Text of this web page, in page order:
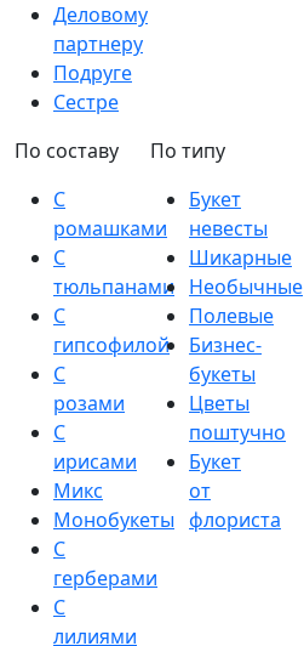
Деловому
партнеру
Подруге
Сестре
По составу
С
ромашками
С
тюльпанами
С
гипсофилой
С
розами
С
ирисами
Микс
Монобукеты
С
герберами
С
лилиями
По типу
Букет
невесты
Шикарные
Необычные
Полевые
Бизнес-
букеты
Цветы
поштучно
Букет
от
флориста